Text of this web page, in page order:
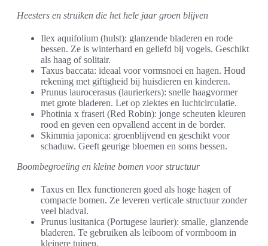
Heesters en struiken die het hele jaar groen blijven
Ilex aquifolium (hulst): glanzende bladeren en rode
bessen. Ze is winterhard en geliefd bij vogels. Geschikt
als haag of solitair.
Taxus baccata: ideaal voor vormsnoei en hagen. Houd
rekening met giftigheid bij huisdieren en kinderen.
Prunus laurocerasus (laurierkers): snelle haagvormer
met grote bladeren. Let op ziektes en luchtcirculatie.
Photinia x fraseri (Red Robin): jonge scheuten kleuren
rood en geven een opvallend accent in de border.
Skimmia japonica: groenblijvend en geschikt voor
schaduw. Geeft geurige bloemen en soms bessen.
Boombegroeiing en kleine bomen voor structuur
Taxus en Ilex functioneren goed als hoge hagen of
compacte bomen. Ze leveren verticale structuur zonder
veel bladval.
Prunus lusitanica (Portugese laurier): smalle, glanzende
bladeren. Te gebruiken als leiboom of vormboom in
kleinere tuinen.